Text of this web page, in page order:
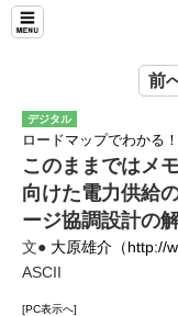
前
デジタル
ロードマップでわかる
このままではメ
向けた電力供給
ージ協調設計の
文● 大原雄介（http://
ASCII
[PC表示へ]